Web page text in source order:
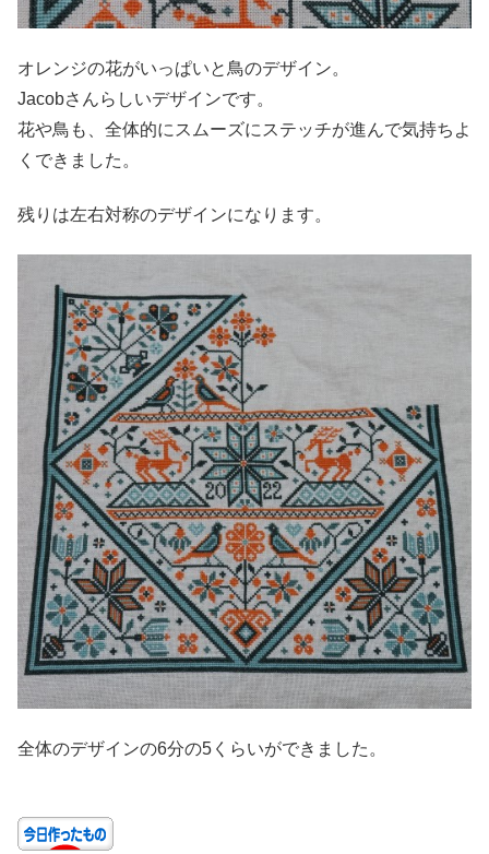
オレンジの花がいっぱいと鳥のデザイン。
Jacobさんらしいデザインです。
花や鳥も、全体的にスムーズにステッチが進んで気持ちよ
くできました。
残りは左右対称のデザインになります。
全体のデザインの6分の5くらいができました。